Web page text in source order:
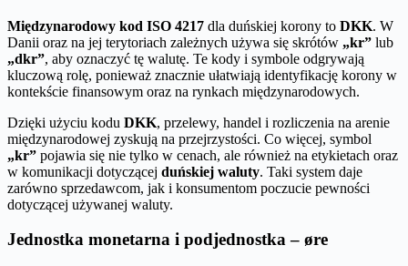
Międzynarodowy kod ISO 4217 dla duńskiej korony to DKK. W
Danii oraz na jej terytoriach zależnych używa się skrótów „kr” lub
„dkr”, aby oznaczyć tę walutę. Te kody i symbole odgrywają
kluczową rolę, ponieważ znacznie ułatwiają identyfikację korony w
kontekście finansowym oraz na rynkach międzynarodowych.
Dzięki użyciu kodu DKK, przelewy, handel i rozliczenia na arenie
międzynarodowej zyskują na przejrzystości. Co więcej, symbol
„kr” pojawia się nie tylko w cenach, ale również na etykietach oraz
w komunikacji dotyczącej duńskiej waluty. Taki system daje
zarówno sprzedawcom, jak i konsumentom poczucie pewności
dotyczącej używanej waluty.
Jednostka monetarna i podjednostka – øre